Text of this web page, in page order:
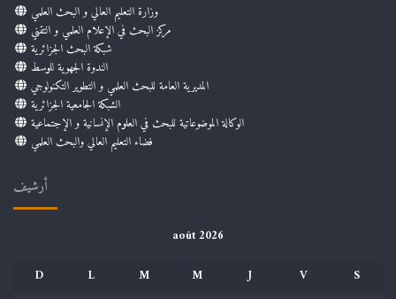
وزارة التعليم العالي و البحث العلمي
مركز البحث في الإعلام العلمي و التقني
شبكة البحث الجزائرية
الندوة الجهوية للوسط
المديرية العامة للبحث العلمي و التطوير التكنولوجي
الشبكة الجامعية الجزائرية
الوكالة الموضوعاتية للبحث في العلوم الإنسانية و الإجتماعية
فضاء التعليم العالي والبحث العلمي
أرشيف
août 2026
D
L M M J V
S